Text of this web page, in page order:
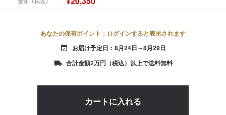
あなたの保有ポイント：ログインすると表示されます
event_available お届け予定日：8月24日～8月29日
local_shipping 合計金額2万円（税込）以上で送料無料